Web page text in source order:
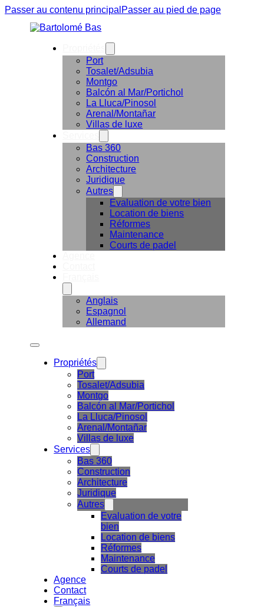
Passer au contenu principal Passer au pied de page
Port
Tosalet/Adsubia
Montgo
Balcón al Mar/Portichol
La Lluca/Pinosol
Arenal/Montañar
Villas de luxe
Bas 360
Construction
Architecture
Juridique
Autres
Evaluation de votre bien
Location de biens
Réformes
Maintenance
Courts de padel
Anglais
Espagnol
Allemand
Propriétés
Port
Tosalet/Adsubia
Montgo
Balcón al Mar/Portichol
La Lluca/Pinosol
Arenal/Montañar
Villas de luxe
Services
Bas 360
Construction
Architecture
Juridique
Autres
Evaluation de votre
bien
Location de biens
Réformes
Maintenance
Courts de padel
Agence
Contact
Français